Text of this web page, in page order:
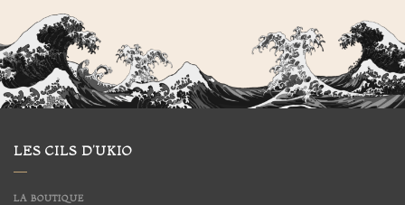
LES CILS D’UKIO
LA BOUTIQUE